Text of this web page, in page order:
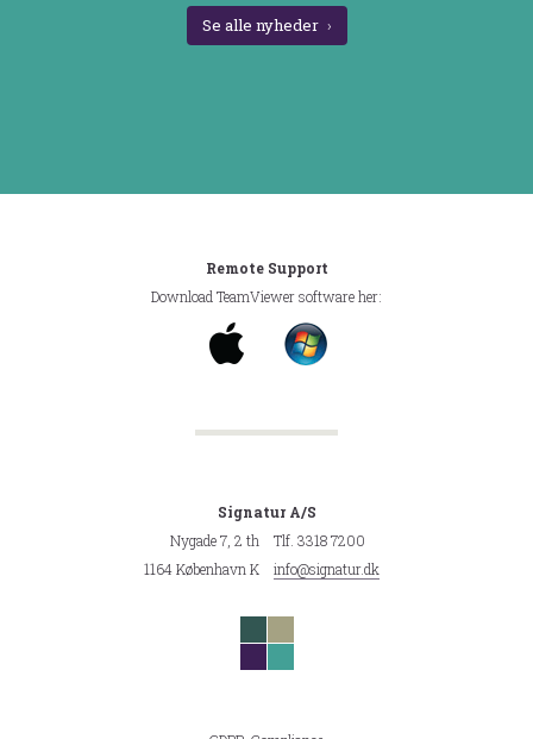
Se alle nyheder
Remote Support
Download TeamViewer software her:
Signatur A/S
Nygade 7, 2 th
1164 København K
Tlf. 3318 7200
info@signatur.dk